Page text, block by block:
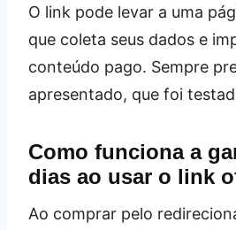
O link pode levar a uma
que coleta seus dados e
conteúdo pago. Sempre
apresentado, que foi
Como funciona a
dias ao usar o link
Ao comprar pelo